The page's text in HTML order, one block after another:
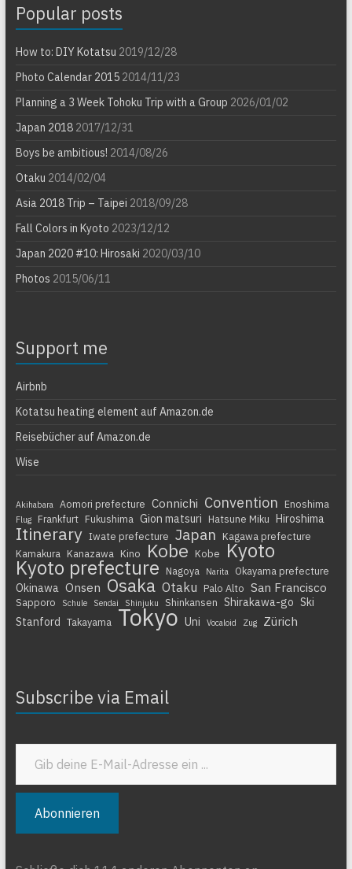
Popular posts
How to: DIY Kotatsu 2019/12/28
Photo Calendar 20152014/11/23
Planning a 3 Week Tohoku Trip with a Group 2026/01/02
Japan 20182017/12/31
Boys be ambitious! 2014/08/26
Otaku 2014/02/04
Asia 2018 Trip – Taipei 2018/09/28
Fall Colors in Kyoto 2023/12/12
Japan 2020 #10: Hirosaki 2020/03/10
Photos 2015/06/11
Support me
Airbnb
Kotatsu heating element auf Amazon.de
Reisebücher auf Amazon.de
Wise
Akihabara Aomori prefecture Connichi Convention Enoshima
Flug Frankfurt Fukushima Gion matsuri Hatsune Miku Hiroshima
Itinerary Iwate prefecture Japan
Kagawa prefecture
Kamakura Kanazawa Kino Kobe Kobe Kyoto
Kyoto prefecture Nagoya Narita Okayama prefecture
Okinawa Onsen Osaka Otaku Palo Alto San Francisco
Sapporo Schule Sendai Shinjuku Shinkansen Shirakawa-go Ski
Stanford
Takayama Tokyo Uni Vocaloid Zug Zürich
Subscribe via Email
Gib deine E-Mail-Adresse ein ...
Abonnieren